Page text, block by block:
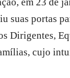
em 23 de
suas portas
Dirigentes,
cujo